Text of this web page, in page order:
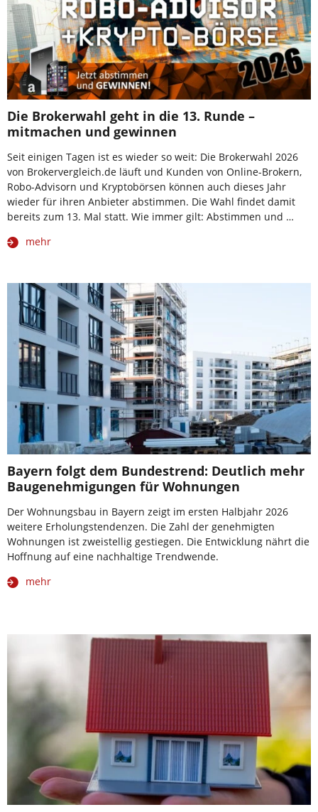
Die Brokerwahl geht in die 13. Runde –
mitmachen und gewinnen
Seit einigen Tagen ist es wieder so weit: Die Brokerwahl 2026
von Brokervergleich.de läuft und Kunden von Online-Brokern,
Robo-Advisorn und Kryptobörsen können auch dieses Jahr
wieder für ihren Anbieter abstimmen. Die Wahl findet damit
bereits zum 13. Mal statt. Wie immer gilt: Abstimmen und …
mehr
Bayern folgt dem Bundestrend: Deutlich mehr
Baugenehmigungen für Wohnungen
Der Wohnungsbau in Bayern zeigt im ersten Halbjahr 2026
weitere Erholungstendenzen. Die Zahl der genehmigten
Wohnungen ist zweistellig gestiegen. Die Entwicklung nährt die
Hoffnung auf eine nachhaltige Trendwende.
mehr